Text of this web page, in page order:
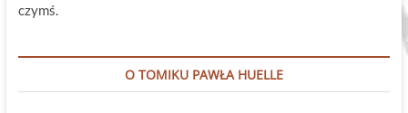
czymś.
O TOMIKU PAWŁA HUELLE